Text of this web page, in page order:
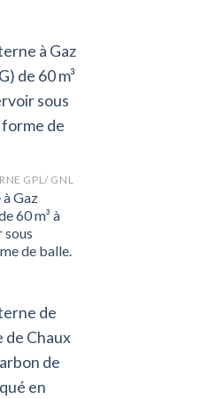
GPL/ GNL
Gaz
60 m³ à
sous
de balle.